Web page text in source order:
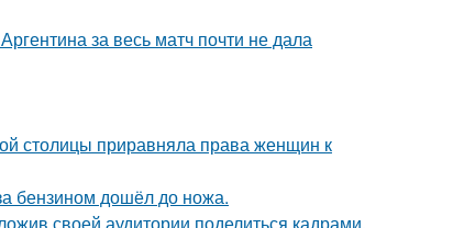
за весь матч почти не дала
столицы приравняла права женщин к
бензином дошёл до ножа.